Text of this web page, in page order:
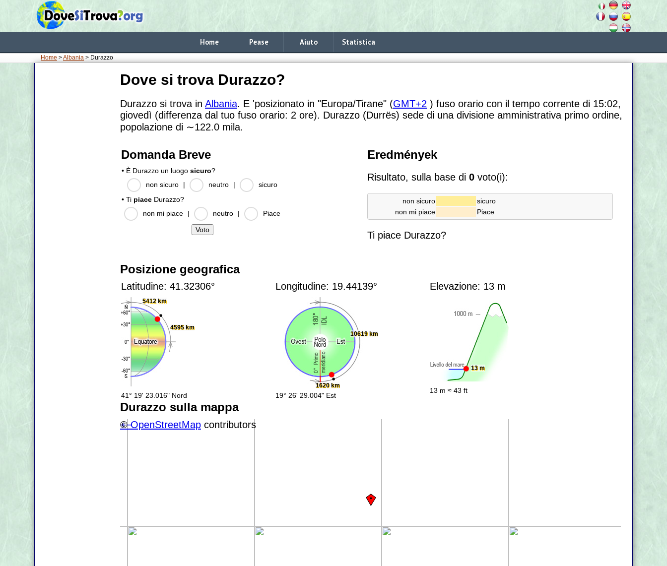
Home Pease Aiuto Statistica
Home >Albania > Durazzo
Dove si trova Durazzo?
Durazzo si trova in Albania. E 'posizionato in "Europa/Tirane" (GMT+2 ) fuso orario con il tempo corrente di 15:02,
giovedì (differenza dal tuo fuso orario: 2 ore). Durazzo (Durrës) sede di una divisione amministrativa primo ordine,
popolazione di ∼122.0 mila.
Domanda Breve
• È Durazzo un luogo sicuro?
non sicuro
| neutro |
sicuro
• Ti piace Durazzo?
non mi piace
| neutro | Piace
Eredmények
Risultato, sulla base di0 voto(i):
non sicuro
sicuro
non mi piace
Piace
Ti piace Durazzo?
Posizione geografica
Latitudine: 41.32306°
5412 km
4595 km
41° 19' 23.016" Nord
Longitudine: 19.44139°
1620 km
10619 km
19° 26' 29.004" Est
Elevazione: 13 m
13 m
13 m ≈ 43 ft
Durazzo sulla mappa
+−
©OpenStreetMap contributors